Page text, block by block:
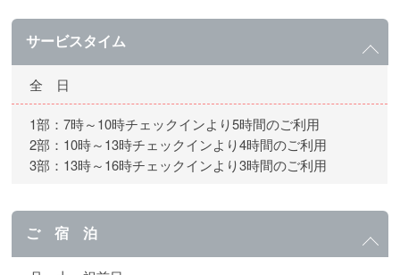
サービスタイム
全 日
1部：7時～10時チェックインより5時間のご利用
2部：10時～13時チェックインより4時間のご利用
3部：13時～16時チェックインより3時間のご利用
ご 宿 泊